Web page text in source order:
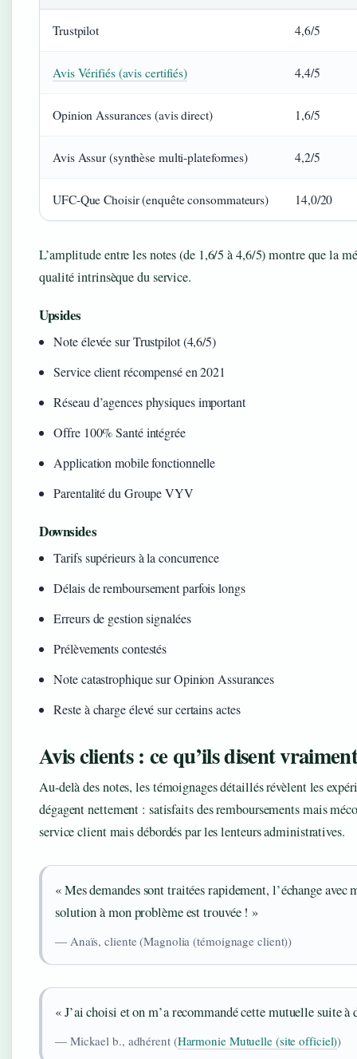
Trustpilot 4,6/5
Avis Vérifiés (avis certifiés) 4,4/5
Opinion Assurances (avis direct) 1,6/5
Avis Assur (synthèse multi-plateformes) 4,2/5
UFC-Que Choisir (enquête consommateurs) 14,0/20
L’amplitude entre les notes (de 1,6/5 à 4,6/5) montre que la
qualité intrinsèque du service.
Upsides
Note élevée sur Trustpilot (4,6/5)
Service client récompensé en 2021
Réseau d’agences physiques important
Offre 100% Santé intégrée
Application mobile fonctionnelle
Parentalité du Groupe VYV
Downsides
Tarifs supérieurs à la concurrence
Délais de remboursement parfois longs
Erreurs de gestion signalées
Prélèvements contestés
Note catastrophique sur Opinion Assurances
Reste à charge élevé sur certains actes
Avis clients : ce qu’ils disent
Au-delà des notes, les témoignages détaillés révèlent les
dégagent nettement : satisfaits des remboursements mais
service client mais débordés par les lenteurs administratives.
« Mes demandes sont traitées rapidement, l’échange
solution à mon problème est trouvée ! »
— Anaïs, cliente (Magnolia (témoignage client))
« J’ai choisi et on m’a recommandé cette mutuelle suite
— Mickael b., adhérent (Harmonie Mutuelle (site officiel))